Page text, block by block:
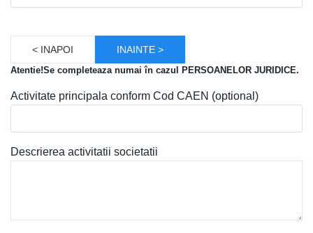
< INAPOI INAINTE >
Atentie!Se completeaza numai în cazul PERSOANELOR JURIDICE.
Activitate principala conform Cod CAEN (optional)
Descrierea activitatii societatii